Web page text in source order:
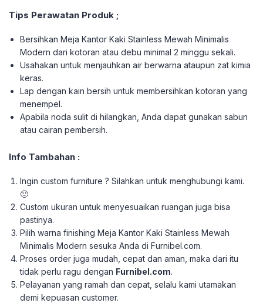
Tips Perawatan Produk ;
Bersihkan Meja Kantor Kaki Stainless Mewah Minimalis
Modern dari kotoran atau debu minimal 2 minggu sekali.
Usahakan untuk menjauhkan air berwarna ataupun zat kimia
keras.
Lap dengan kain bersih untuk membersihkan kotoran yang
menempel.
Apabila noda sulit di hilangkan, Anda dapat gunakan sabun
atau cairan pembersih.
Info Tambahan :
Ingin custom furniture ? Silahkan untuk menghubungi kami.
🙂
Custom ukuran untuk menyesuaikan ruangan juga bisa
pastinya.
Pilih warna finishing Meja Kantor Kaki Stainless Mewah
Minimalis Modern sesuka Anda di Furnibel.com.
Proses order juga mudah, cepat dan aman, maka dari itu
tidak perlu ragu dengan Furnibel.com.
Pelayanan yang ramah dan cepat, selalu kami utamakan
demi kepuasan customer.